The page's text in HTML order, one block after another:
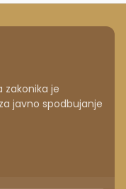
zakonika je
javno spodbujanje